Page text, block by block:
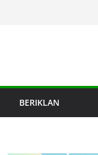
BERIKLAN